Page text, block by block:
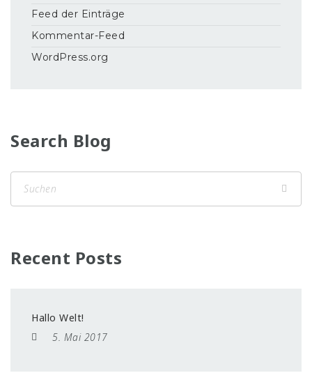
Feed der Einträge
Kommentar-Feed
WordPress.org
Search Blog
Recent Posts
Hallo Welt!
5. Mai 2017